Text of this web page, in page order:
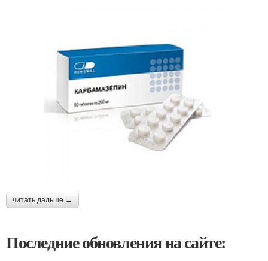
читать дальше →
Последние обновления на сайте: